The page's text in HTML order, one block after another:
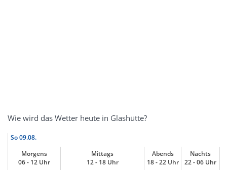
Wie wird das Wetter heute in Glashütte?
So09.08.
Morgens
06 - 12 Uhr
Mittags
12 - 18 Uhr
Abends
18 - 22 Uhr
Nachts
22 - 06 Uhr